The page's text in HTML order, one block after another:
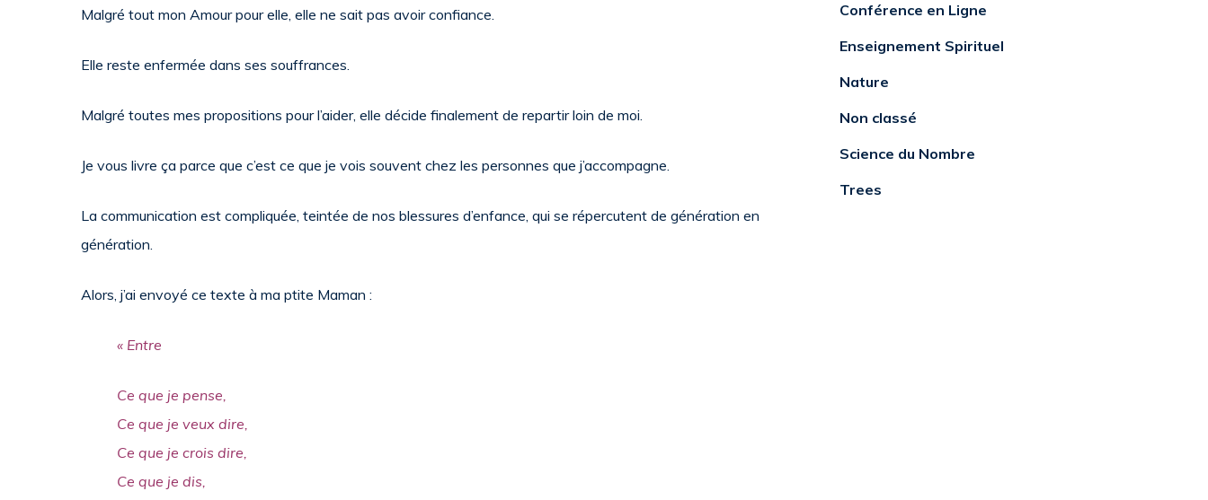
Malgré tout mon Amour pour elle, elle ne sait pas avoir confiance.
Elle reste enfermée dans ses souffrances.
Malgré toutes mes propositions pour l’aider, elle décide finalement de repartir loin de moi.
Je vous livre ça parce que c’est ce que je vois souvent chez les personnes que j’accompagne.
La communication est compliquée, teintée de nos blessures d’enfance, qui se répercutent de génération en
génération.
Alors, j’ai envoyé ce texte à ma ptite Maman :​​​​​​​
« Entre
Ce que je pense,
Ce que je veux dire,
Ce que je crois dire,
Ce que je dis,
Conférence en Ligne
Enseignement Spirituel
Nature
Non classé
Science du Nombre
Trees